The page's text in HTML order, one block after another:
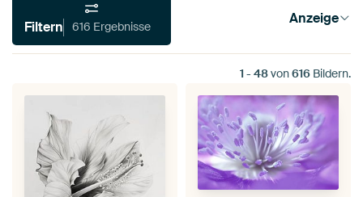
Filtern 616 Ergebnisse Anzeige
1 - 48von616 Bildern.